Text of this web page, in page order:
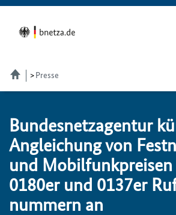
Presse
Bundesnetzagentur
An­glei­chung von
und Mo­bil­funk­prei­sen
0180er und 0137er
nummern an